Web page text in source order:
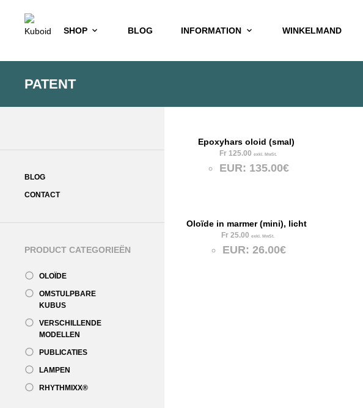
SHOP BLOG INFORMATION WINKELMAND
PATENT
Epoxyhars oloid (smal)
Fr125.00 exkl. MwSt.
EUR: 135.00€
Oloïde in marmer (mini), licht
Fr 25.00 exkl. MwSt.
EUR: 26.00€
BLOG
CONTACT
PRODUCT CATEGORIEËN
OLOÏDE
OMSTULPBARE
KUBUS
VERSCHILLENDE
MODELLEN
PUBLICATIES
LAMPEN
RHYTHMIXX®